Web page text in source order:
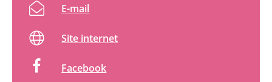
E-mail
Site internet
Facebook